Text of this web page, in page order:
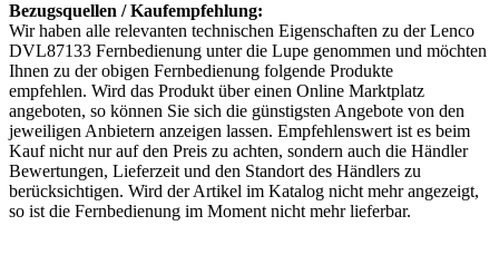
Bezugsquellen / Kaufempfehlung:
Wir haben alle relevanten technischen Eigenschaften zu der Lenco
DVL87133 Fernbedienung unter die Lupe genommen und möchten
Ihnen zu der obigen Fernbedienung folgende Produkte
empfehlen. Wird das Produkt über einen Online Marktplatz
angeboten, so können Sie sich die günstigsten Angebote von den
jeweiligen Anbietern anzeigen lassen. Empfehlenswert ist es beim
Kauf nicht nur auf den Preis zu achten, sondern auch die Händler
Bewertungen, Lieferzeit und den Standort des Händlers zu
berücksichtigen. Wird der Artikel im Katalog nicht mehr angezeigt,
so ist die Fernbedienung im Moment nicht mehr lieferbar.